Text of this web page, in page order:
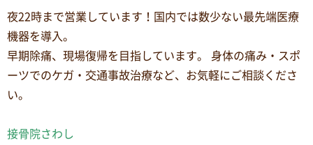
夜22時まで営業しています！国内では数少ない最先端医療
機器を導入。
早期除痛、現場復帰を目指しています。 身体の痛み・スポ
ーツでのケガ・交通事故治療など、お気軽にご相談くださ
い。
接骨院さわし